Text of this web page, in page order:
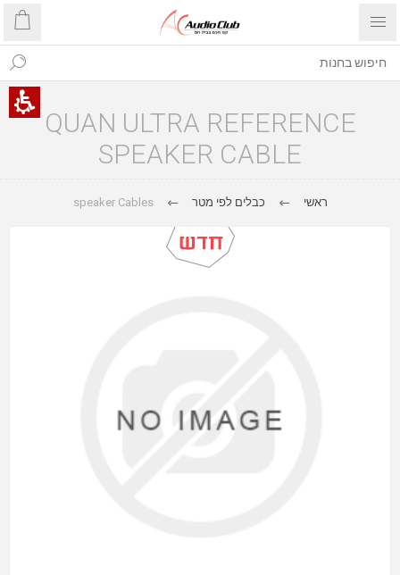
QUAN ULTRA REFERENCE
SPEAKER CABLE
ראשי כבלים לפי מטר speaker Cables